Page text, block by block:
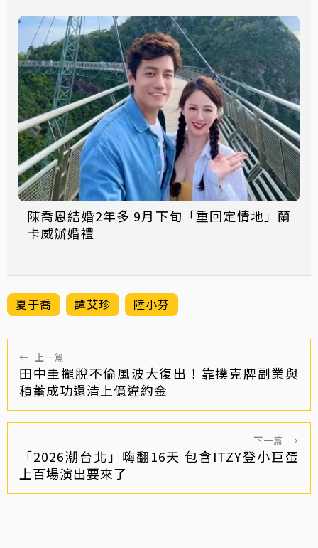
陳喬恩結婚2年多 9月下旬「重回定情地」蘭
卡威辦婚禮
夏于喬 譚艾珍 陸小芬
← 上一篇
田中圭擺脫不倫風波大復出！靠撲克牌副業與
積蓄成功還清上億違約金
下一篇 →
「2026潮台北」嗨翻16天 包含ITZY登小巨蛋
上百場演出要來了